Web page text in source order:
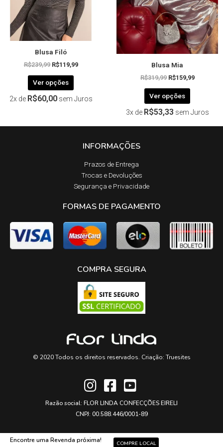
Blusa Filó
R$239,99 R$119,99
Ver opções
ser
escolhidas
na
página
produto
2x de R$60,00 sem Juros
Blusa Mia
R$319,99 R$159,99
Ver opções
ser
escolhidas
na
página
do
3x de R$53,33 sem Juros
INFORMAÇÕES
Prazos de Entrega​
Trocas e Devoluções​
Segurança e Privacidade
FORMAS DE PAGAMENTO
COMPRA SEGURA
© 2020 Todos os direitos reservados. Criação: Truesites
Razão social: FLOR LINDA CONFECÇÕES EIRELI
CNPJ: 00.588.446/0001-89
Encontre uma Revenda próxima! COMPRE LOCAL